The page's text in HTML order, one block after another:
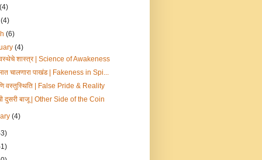
(4)
(4)
(6)
(4)
शास्त्र | Science of Awakeness
चालणारा पाखंड | Fakeness in Spi...
वस्तुस्थिति | False Pride & Reality
दुसरी बाजू | Other Side of the Coin
(4)